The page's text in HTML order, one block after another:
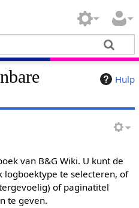
Hulp
van B&G Wiki. U kunt de
te selecteren, of
of paginatitel
te geven.